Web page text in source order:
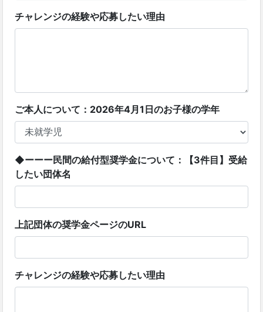
チャレンジの経験や応募したい理由
ご本人について：2026年4月1日のお子様の学年
◆ーーー民間の給付型奨学金について：【3件目】受給
したい団体名
上記団体の奨学金ページのURL
チャレンジの経験や応募したい理由